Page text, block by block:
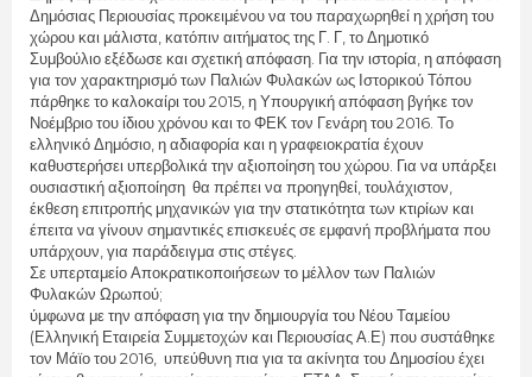
Δημόσιας Περιουσίας προκειμένου να του παραχωρηθεί η χρήση του
χώρου και μάλιστα, κατόπιν αιτήματος της Γ. Γ, το Δημοτικό
Συμβούλιο εξέδωσε και σχετική απόφαση. Για την ιστορία, η απόφαση
για τον χαρακτηρισμό των Παλιών Φυλακών ως Ιστορικού Τόπου
πάρθηκε το καλοκαίρι του 2015, η Υπουργική απόφαση βγήκε τον
Νοέμβριο του ίδιου χρόνου και το ΦΕΚ τον Γενάρη του 2016. Το
ελληνικό Δημόσιο, η αδιαφορία και η γραφειοκρατία έχουν
καθυστερήσει υπερβολικά την αξιοποίηση του χώρου. Για να υπάρξει
ουσιαστική αξιοποίηση θα πρέπει να προηγηθεί, τουλάχιστον,
έκθεση επιτροπής μηχανικών για την στατικότητα των κτιρίων και
έπειτα να γίνουν σημαντικές επισκευές σε εμφανή προβλήματα που
υπάρχουν, για παράδειγμα στις στέγες.
Σε υπερταμείο Αποκρατικοποιήσεων το μέλλον των Παλιών
Φυλακών Ωρωπού;
ύμφωνα με την απόφαση για την δημιουργία του Νέου Ταμείου
(Ελληνική Εταιρεία Συμμετοχών και Περιουσίας Α.Ε) που συστάθηκε
τον Μάϊο του 2016, υπεύθυνη πια για τα ακίνητα του Δημοσίου έχει